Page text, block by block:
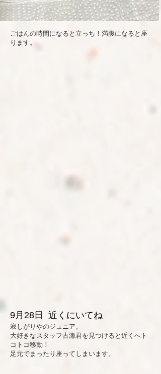
ごはんの時間になると立っち！満腹になると座
ります。​
9月28日 近くにいてね
寂しがりやのジュニア。
大好きなスタッフ古瀬君を見つけると近くへト
コトコ移動！
足元でまったり座ってしまいます。